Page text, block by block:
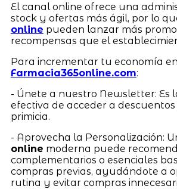
El canal online ofrece una
stock y ofertas más ágil, por lo
online pueden lanzar más
recompensas que el
Para incrementar tu economía en
Farmacia365online.com:
- Únete a nuestro Newsletter: Es
efectiva de acceder a
primicia.
- Aprovecha la Personalización:
online moderna puede
complementarios o esenciales
compras previas, ayudándote a
rutina y evitar compras